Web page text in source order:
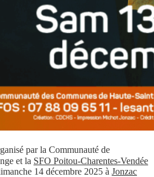
par la Communauté de
et la SFO Poitou-Charentes-Vendée
14 décembre 2025 à Jonzac